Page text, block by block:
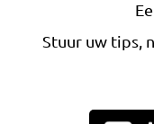
Stuur uw tips,